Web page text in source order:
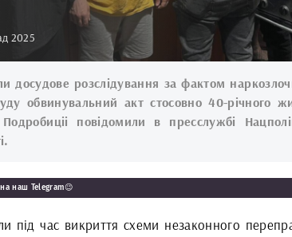
2025
досудове розслідування за фактом
обвинувальний актстосовно 40-річного
повідомили в пресслужбі
наш Telegram😉
під час викриття схеми незаконного